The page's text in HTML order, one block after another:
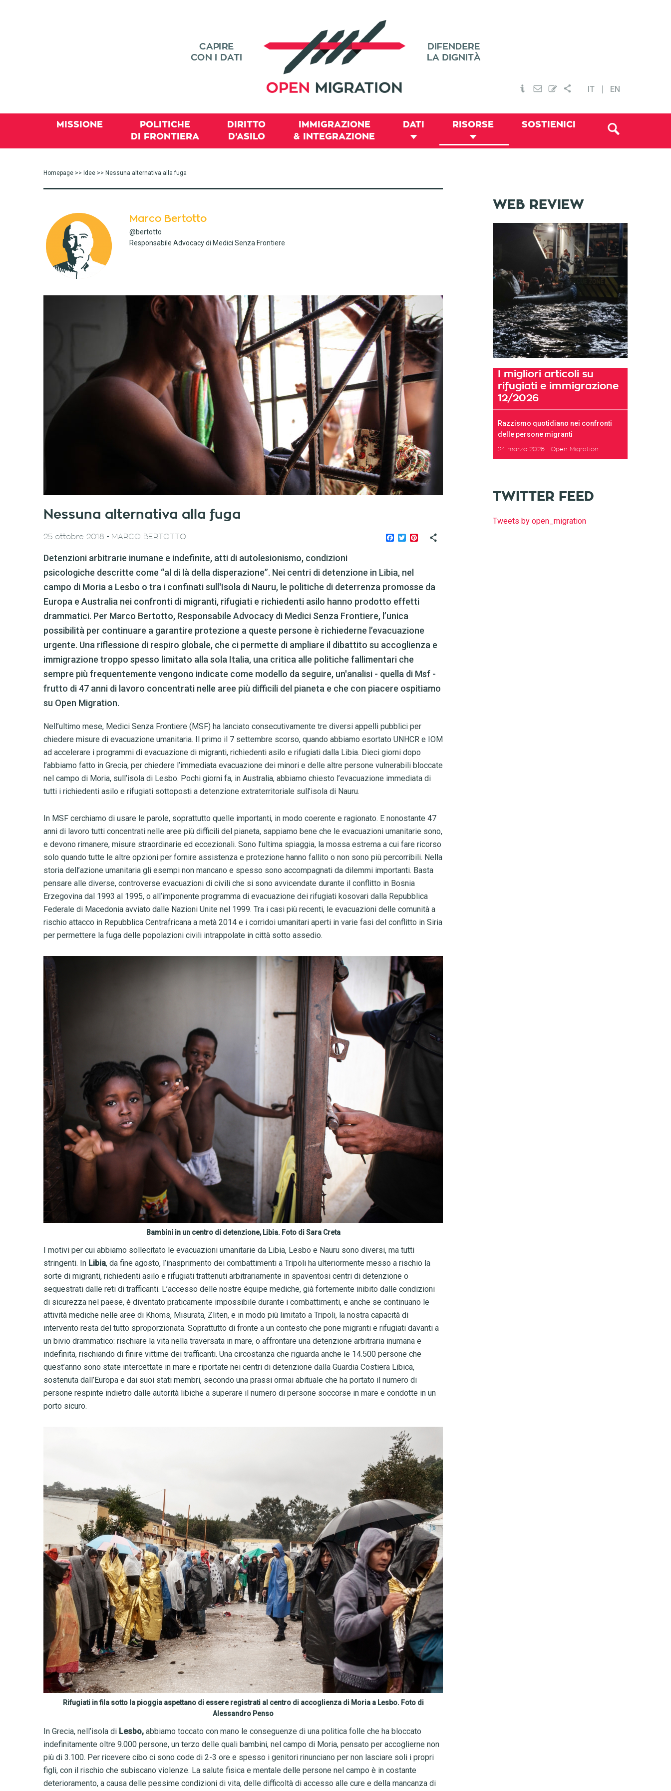
IT EN
MISSIONE
POLITICHE
DI FRONTIERA
DIRITTO
D’ASILO
IMMIGRAZIONE
& INTEGRAZIONE
DATI RISORSE SOSTIENICI
Homepage >> Idee >> Nessuna alternativa alla fuga
Marco Bertotto
@bertotto
Responsabile Advocacy di Medici Senza Frontiere
Nessuna alternativa alla fuga
Facebook
TwitterPinterest
25 ottobre 2018 - MARCO BERTOTTO
Detenzioni arbitrarie inumane e indefinite, atti di autolesionismo, condizioni
psicologiche descritte come “al di là della disperazione”. Nei centri di detenzione in Libia, nel
campo di Moria a Lesbo o tra i confinati sull'Isola di Nauru, le politiche di deterrenza promosse da
Europa e Australia nei confronti di migranti, rifugiati e richiedenti asilo hanno prodotto effetti
drammatici. Per Marco Bertotto, Responsabile Advocacy di Medici Senza Frontiere, l’unica
possibilità per continuare a garantire protezione a queste persone è richiederne l’evacuazione
urgente. Una riflessione di respiro globale, che ci permette di ampliare il dibattito su accoglienza e
immigrazione troppo spesso limitato alla sola Italia, una critica alle politiche fallimentari che
sempre più frequentemente vengono indicate come modello da seguire, un'analisi - quella di Msf -
frutto di 47 anni di lavoro concentrati nelle aree più difficili del pianeta e che con piacere ospitiamo
su Open Migration.
Nell’ultimo mese, Medici Senza Frontiere (MSF) ha lanciato consecutivamente tre diversi appelli pubblici per
chiedere misure di evacuazione umanitaria. Il primo il 7 settembre scorso, quando abbiamo esortato UNHCR e IOM
ad accelerare i programmi di evacuazione di migranti, richiedenti asilo e rifugiati dalla Libia. Dieci giorni dopo
l’abbiamo fatto in Grecia, per chiedere l’immediata evacuazione dei minori e delle altre persone vulnerabili bloccate
nel campo di Moria, sull’isola di Lesbo. Pochi giorni fa, in Australia, abbiamo chiesto l’evacuazione immediata di
tutti i richiedenti asilo e rifugiati sottoposti a detenzione extraterritoriale sull’isola di Nauru.
In MSF cerchiamo di usare le parole, soprattutto quelle importanti, in modo coerente e ragionato. E nonostante 47
anni di lavoro tutti concentrati nelle aree più difficili del pianeta, sappiamo bene che le evacuazioni umanitarie sono,
e devono rimanere, misure straordinarie ed eccezionali. Sono l’ultima spiaggia, la mossa estrema a cui fare ricorso
solo quando tutte le altre opzioni per fornire assistenza e protezione hanno fallito o non sono più percorribili. Nella
storia dell’azione umanitaria gli esempi non mancano e spesso sono accompagnati da dilemmi importanti. Basta
pensare alle diverse, controverse evacuazioni di civili che si sono avvicendate durante il conflitto in Bosnia
Erzegovina dal 1993 al 1995, o all’imponente programma di evacuazione dei rifugiati kosovari dalla Repubblica
Federale di Macedonia avviato dalle Nazioni Unite nel 1999. Tra i casi più recenti, le evacuazioni delle comunità a
rischio attacco in Repubblica Centrafricana a metà 2014 e i corridoi umanitari aperti in varie fasi del conflitto in Siria
per permettere la fuga delle popolazioni civili intrappolate in città sotto assedio.
Bambini in un centro di detenzione, Libia. Foto di Sara Creta
I motivi per cui abbiamo sollecitato le evacuazioni umanitarie da Libia, Lesbo e Nauru sono diversi, ma tutti
stringenti. In Libia, da fine agosto, l’inasprimento dei combattimenti a Tripoli ha ulteriormente messo a rischio la
sorte di migranti, richiedenti asilo e rifugiati trattenuti arbitrariamente in spaventosi centri di detenzione o
sequestrati dalle reti di trafficanti. L’accesso delle nostre équipe mediche, già fortemente inibito dalle condizioni
di sicurezza nel paese, è diventato praticamente impossibile durante i combattimenti, e anche se continuano le
attività mediche nelle aree di Khoms, Misurata, Zliten, e in modo più limitato a Tripoli, la nostra capacità di
intervento resta del tutto sproporzionata. Soprattutto di fronte a un contesto che pone migranti e rifugiati davanti a
un bivio drammatico: rischiare la vita nella traversata in mare, o affrontare una detenzione arbitraria inumana e
indefinita, rischiando di finire vittime dei trafficanti. Una circostanza che riguarda anche le 14.500 persone che
quest’anno sono state intercettate in mare e riportate nei centri di detenzione dalla Guardia Costiera Libica,
sostenuta dall’Europa e dai suoi stati membri, secondo una prassi ormai abituale che ha portato il numero di
persone respinte indietro dalle autorità libiche a superare il numero di persone soccorse in mare e condotte in un
porto sicuro.
Rifugiati in fila sotto la pioggia aspettano di essere registrati al centro di accoglienza di Moria a Lesbo. Foto di
Alessandro Penso
In Grecia, nell’isola di Lesbo, abbiamo toccato con mano le conseguenze di una politica folle che ha bloccato
indefinitamente oltre 9.000 persone, un terzo delle quali bambini, nel campo di Moria, pensato per accoglierne non
più di 3.100. Per ricevere cibo ci sono code di 2-3 ore e spesso i genitori rinunciano per non lasciare soli i propri
figli, con il rischio che subiscano violenze. La salute fisica e mentale delle persone nel campo è in costante
deterioramento, a causa delle pessime condizioni di vita, delle difficoltà di accesso alle cure e della mancanza di
WEB REVIEW
I migliori articoli su
rifugiati e immigrazione
12/2026
Razzismo quotidiano nei confronti
delle persone migranti
24 marzo 2026 Open Migration
TWITTER FEED
Tweets by open_migration